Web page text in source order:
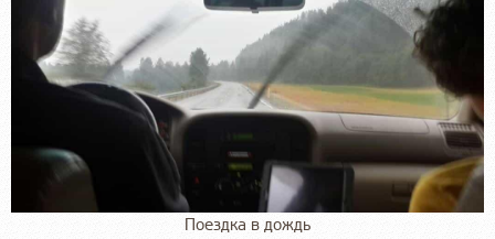
Поездка в дождь